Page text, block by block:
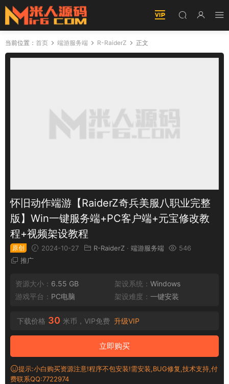
当前位置： 首页 端游服务端 R-RaiderZ 正文
怀旧动作端游【RaiderZ奇兵美服八职业完整
版】Win一键服务端+PC客户端+元宝修改教
程+视频架设教程
原创 2024-10-27 R-RaiderZ · 端游服务端
546
推广
资源大小： 6.55 GB 架设系统： Windows
游戏平台： PC电脑 架设难度： 一键安装
下载价格 30 米币，VIP免费 升级VIP
立即购买
提示:小白购买资源注意!程序不包安装!需安装,BUG修复,技术支持,付
费联系QQ:7722974